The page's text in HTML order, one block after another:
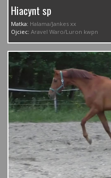
Hiacynt sp
Matka: Halama/Jankes xx
Ojciec: Aravel Waro/Luron kwpn